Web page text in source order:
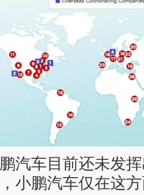
车目前还未发挥
小鹏汽车仅在这